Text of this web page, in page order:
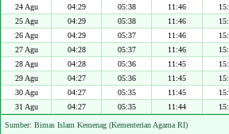
24 Agu
04:29 05:38 11:46
25 Agu
04:29 05:38 11:46
26 Agu
04:29 05:37 11:46
27 Agu
04:28 05:37 11:46
28 Agu
04:28 05:36 11:45
29 Agu
04:27 05:36 11:45
30 Agu
04:27 05:35 11:45
31 Agu
04:27 05:35 11:44
Sumber: Bimas Islam Kemenag (Kementerian Agama RI)